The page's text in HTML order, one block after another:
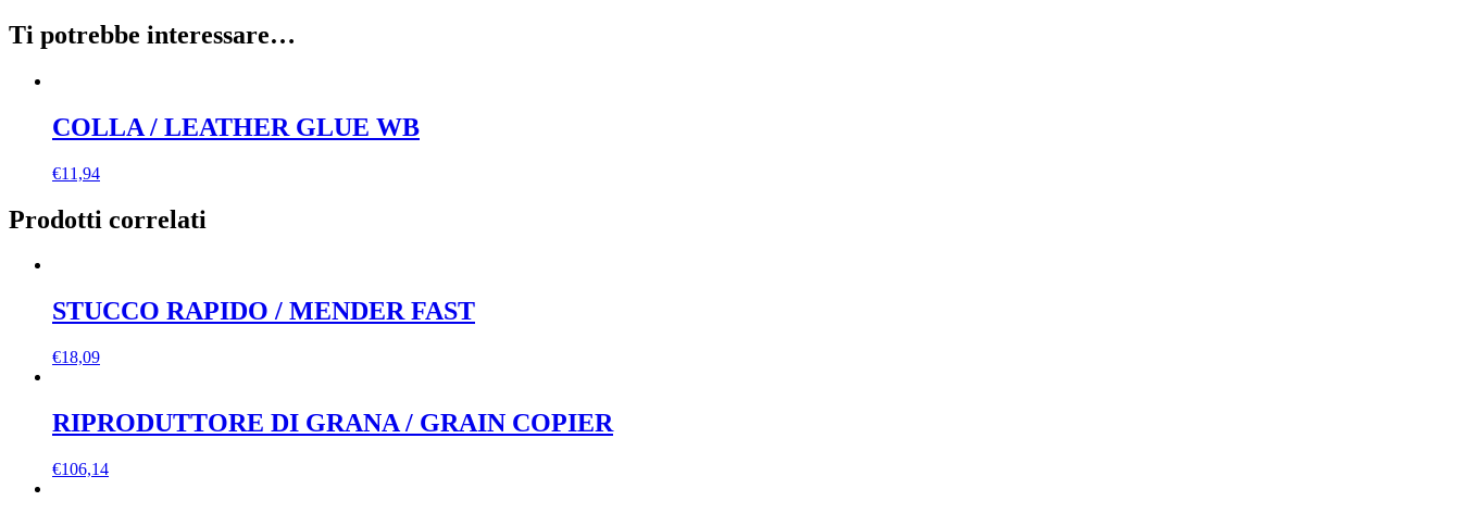
Ti potrebbe interessare…
COLLA / LEATHER GLUE WB
€11,94
Prodotti correlati
STUCCO RAPIDO / MENDER FAST
€18,09
RIPRODUTTORE DI GRANA / GRAIN COPIER
€106,14